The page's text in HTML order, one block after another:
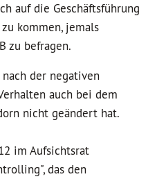
auf die Geschäftsführung
kommen, jemals
zu befragen.
der negativen
auch bei dem
nicht geändert hat.
im Aufsichtsrat
das den